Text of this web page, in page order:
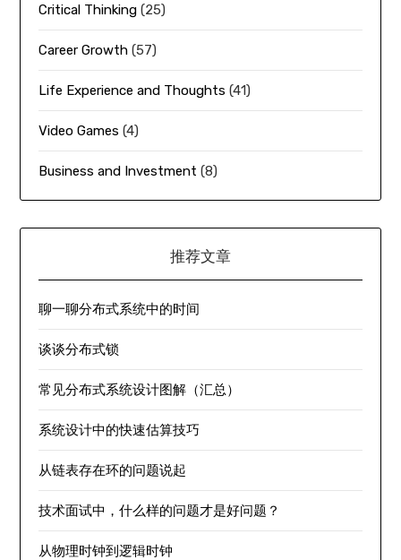
Critical Thinking (25)
Career Growth (57)
Life Experience and Thoughts (41)
Video Games (4)
Business and Investment (8)
推荐文章
聊一聊分布式系统中的时间
谈谈分布式锁
常见分布式系统设计图解（汇总）
系统设计中的快速估算技巧
从链表存在环的问题说起
技术面试中，什么样的问题才是好问题？
从物理时钟到逻辑时钟